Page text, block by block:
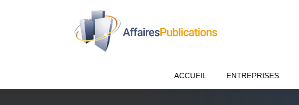
ACCUEIL ENTREPRISES